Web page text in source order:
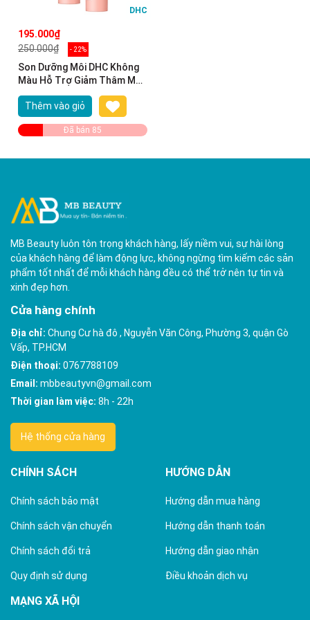
DHC
195.000₫
250.000₫
- 22%
Son Dưỡng Môi DHC Không
Màu Hỗ Trợ Giảm Thâm Môi
1.5g Lip Cream MB Beauty
Thêm vào giỏ
Đã bán 85
MB Beauty luôn tôn trọng khách hàng, lấy niềm vui, sự hài lòng
của khách hàng để làm động lực, không ngừng tìm kiếm các sản
phẩm tốt nhất để mỗi khách hàng đều có thể trở nên tự tin và
xinh đẹp hơn.
Cửa hàng chính
Địa chỉ: Chung Cư hà đô , Nguyễn Văn Công, Phường 3, quận Gò
Vấp, TP.HCM
Điện thoại: 0767788109
Email: mbbeautyvn@gmail.com
Thời gian làm việc: 8h - 22h
Hệ thống cửa hàng
CHÍNH SÁCH
Chính sách bảo mật
Chính sách vận chuyển
Chính sách đổi trả
Quy định sử dụng
HƯỚNG DẪN
Hướng dẫn mua hàng
Hướng dẫn thanh toán
Hướng dẫn giao nhận
Điều khoản dịch vụ
MẠNG XÃ HỘI